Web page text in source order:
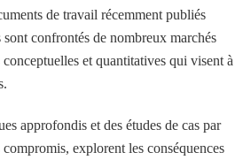
de travail récemment publiés
confrontés de nombreux marchés
et quantitatives qui visent à
approfondis et des études de cas par
explorent les conséquences